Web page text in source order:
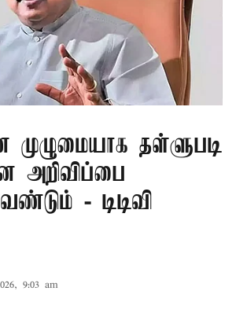
முழுமையாக தள்ளுபடி
அறிவிப்பை
- டிடிவி
9:03 am